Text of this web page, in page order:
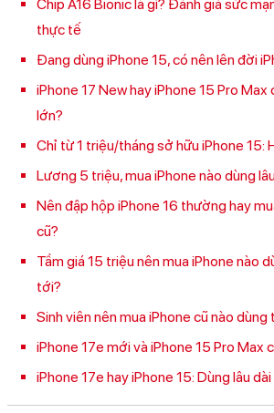
Chip A16 Bionic là gì? Đánh giá sức
thực tế
Đang dùng iPhone 15, có nên lên đời
iPhone 17 New hay iPhone 15 Pro Max
lớn?
Chỉ từ 1 triệu/tháng sở hữu iPhone 15:
Lương 5 triệu, mua iPhone nào dùng
Nên đập hộp iPhone 16 thường hay
cũ?
Tầm giá 15 triệu nên mua iPhone nào
tới?
Sinh viên nên mua iPhone cũ nào
iPhone 17e mới và iPhone 15 Pro Max
iPhone 17e hay iPhone 15: Dùng lâu